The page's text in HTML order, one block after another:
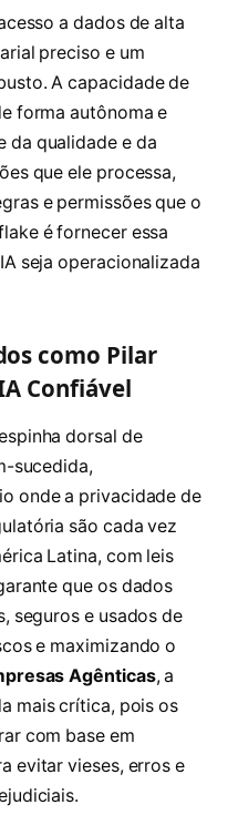
a dados de alta
preciso e um
A capacidade de
forma autônoma e
da qualidade e da
que ele processa,
e permissões que o
é fornecer essa
seja operacionalizada
como Pilar
Confiável
dorsal de
sucedida,
onde a privacidade de
são cada vez
Latina, com leis
que os dados
seguros e usados de
e maximizando o
Agênticas, a
mais crítica, pois os
com base em
evitar vieses, erros e